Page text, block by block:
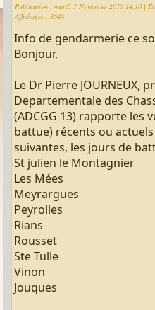
Publication : mardi 1 November 2016 14:10 |
Affichages : 3646
Info de gendarmerie ce
Bonjour,
Le Dr Pierre JOURNEUX,
Departementale des
(ADCGG 13) rapporte les
battue) récents ou
suivantes, les jours de
St julien le Montagnier
Les Mées
Meyrargues
Peyrolles
Rians
Rousset
Ste Tulle
Vinon
Jouques